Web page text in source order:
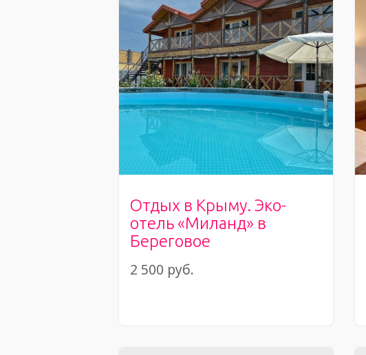
Отдых в Крыму. Эко-
отель «Миланд» в
Береговое
2 500 руб.